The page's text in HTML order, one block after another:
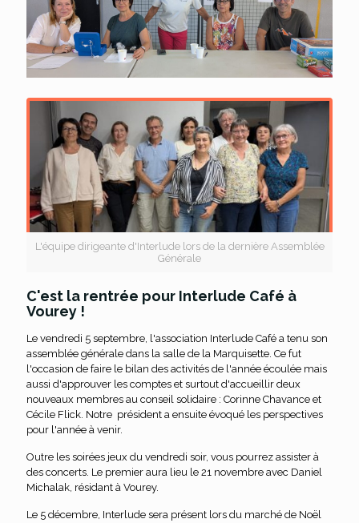
L'équipe dirigeante d'Interlude lors de la dernière Assemblée
Générale
C'est la rentrée pour Interlude Café à
Vourey !
Le vendredi 5 septembre, l'association Interlude Café a tenu son
assemblée générale dans la salle de la Marquisette. Ce fut
l'occasion de faire le bilan des activités de l'année écoulée mais
aussi d'approuver les comptes et surtout d'accueillir deux
nouveaux membres au conseil solidaire : Corinne Chavance et
Cécile Flick. Notre président a ensuite évoqué les perspectives
pour l'année à venir.
Outre les soirées jeux du vendredi soir, vous pourrez assister à
des concerts. Le premier aura lieu le 21 novembre avec Daniel
Michalak, résidant à Vourey.
Le 5 décembre, Interlude sera présent lors du marché de Noël